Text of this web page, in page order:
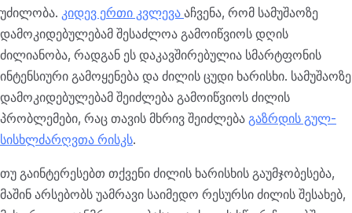
უძილობა. კიდევ ერთი კვლევა აჩვენა, რომ სამუშაოზე
დამოკიდებულებამ შესაძლოა გამოიწვიოს დღის
ძილიანობა, რადგან ეს დაკავშირებულია სმარტფონის
ინტენსიური გამოყენება და ძილის ცუდი ხარისხი. სამუშაოზე
დამოკიდებულებამ შეიძლება გამოიწვიოს ძილის
პრობლემები, რაც თავის მხრივ შეიძლება გაზრდის გულ-
სისხლძარღვთა რისკს.
თუ გაინტერესებთ თქვენი ძილის ხარისხის გაუმჯობესება,
მაშინ არსებობს უამრავი საიმედო რესურსი ძილის შესახებ,